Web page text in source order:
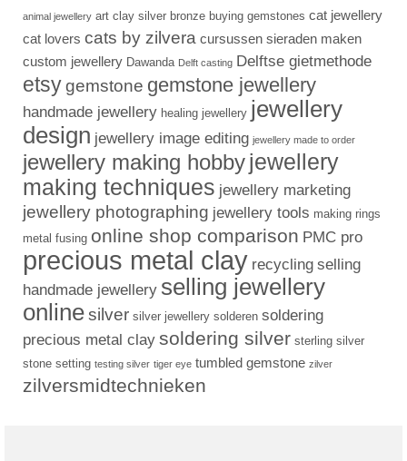
animal jewellery art clay silver bronze buying gemstones cat jewellery
cat lovers cats by zilvera cursussen sieraden maken
custom jewellery Dawanda Delft casting Delftse gietmethode
etsygemstone gemstone jewellery
handmade jewellery healing jewellery jewellery
design jewellery image editing jewellery made to order
jewellery making hobbyjewellery
making techniques jewellery marketing
jewellery photographing jewellery tools making rings
metal fusing online shop comparison PMC pro
precious metal clay recycling selling
handmade jewellery selling jewellery
onlinesilver silver jewellery solderen soldering
precious metal clay soldering silver sterling silver
stone setting testing silver tiger eye tumbled gemstone zilver
zilversmidtechnieken